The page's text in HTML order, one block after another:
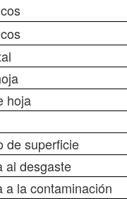
hoja
de superficie
al desgaste
a la contaminación